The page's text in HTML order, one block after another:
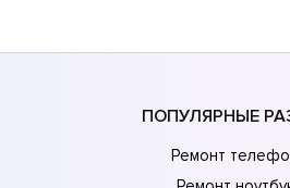
ПОПУЛЯРНЫЕ
Ремонт